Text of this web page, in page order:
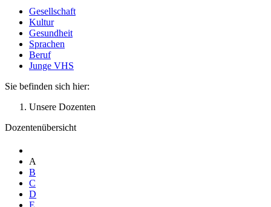
Gesellschaft
Kultur
Gesundheit
Sprachen
Beruf
Junge VHS
Sie befinden sich hier:
Unsere Dozenten
Dozentenübersicht
A
B
C
D
E